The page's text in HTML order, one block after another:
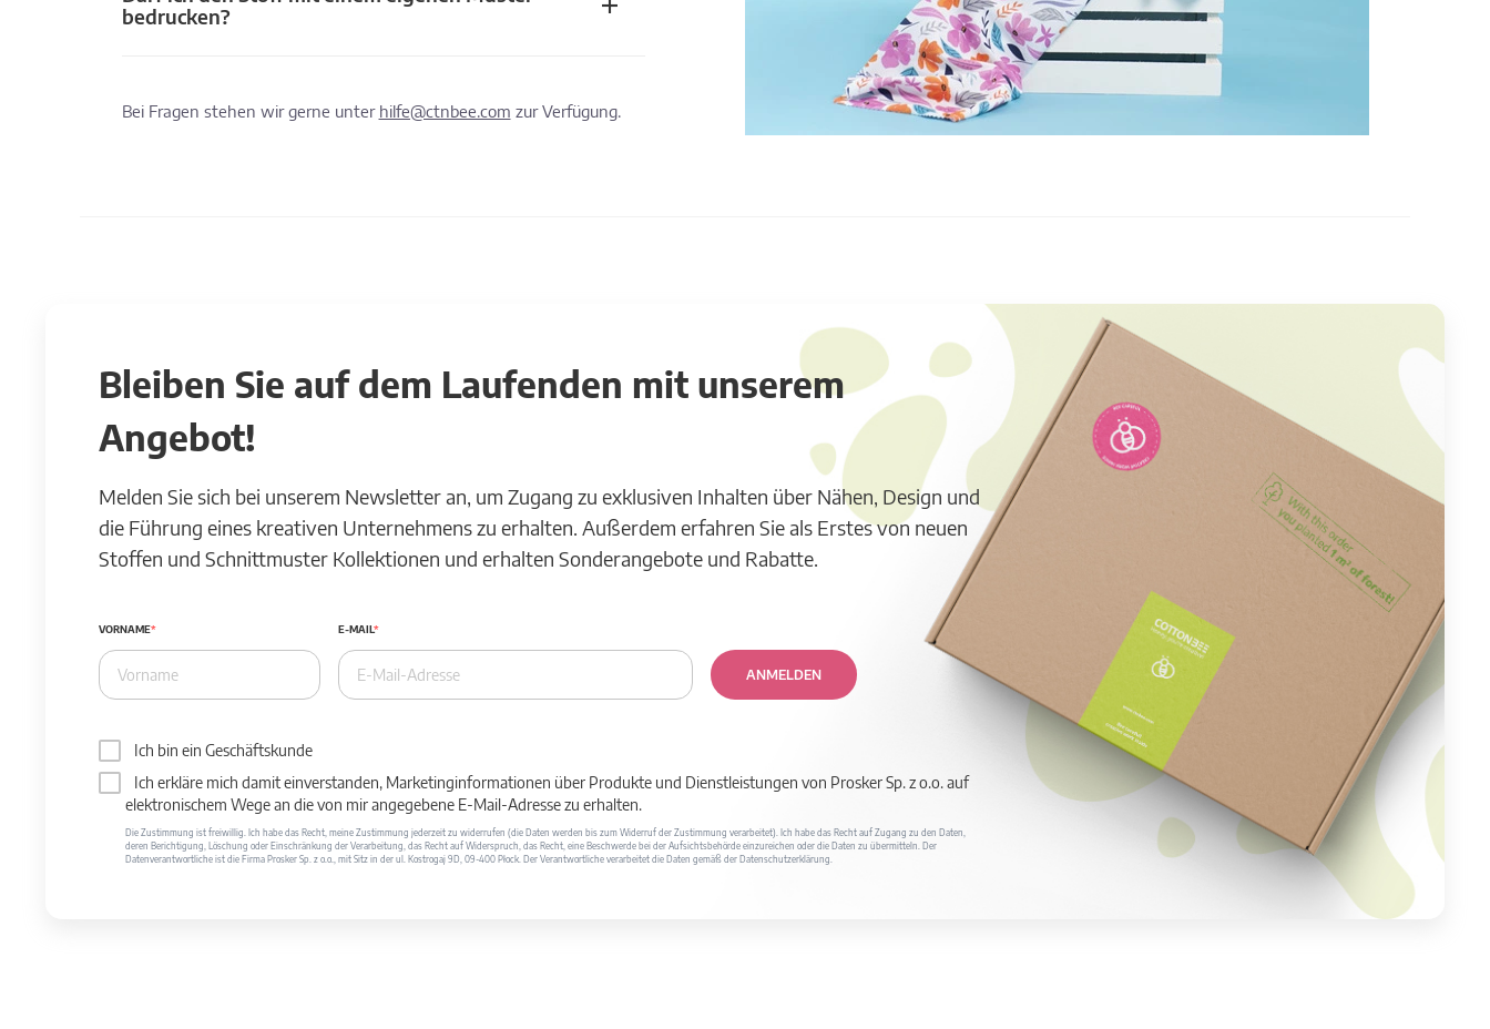
bedrucken?
Bei Fragen stehen wir gerne unter hilfe@ctnbee.com zur Verfügung.
Bleiben Sie auf dem Laufenden mit unserem
Angebot!
Melden Sie sich bei unserem Newsletter an, um Zugang zu exklusiven Inhalten über Nähen, Design und
die Führung eines kreativen Unternehmens zu erhalten. Außerdem erfahren Sie als Erstes von neuen
Stoffen und Schnittmuster Kollektionen und erhalten Sonderangebote und Rabatte.
VORNAME E-MAIL
ANMELDEN
Ich bin ein Geschäftskunde
Ich erkläre mich damit einverstanden, Marketinginformationen über Produkte und Dienstleistungen von Prosker Sp. z o.o. auf
elektronischem Wege an die von mir angegebene E-Mail-Adresse zu erhalten.
Die Zustimmung ist freiwillig. Ich habe das Recht, meine Zustimmung jederzeit zu widerrufen (die Daten werden bis zum Widerruf der Zustimmung verarbeitet). Ich habe das Recht auf Zugang zu den Daten,
deren Berichtigung, Löschung oder Einschränkung der Verarbeitung, das Recht auf Widerspruch, das Recht, eine Beschwerde bei der Aufsichtsbehörde einzureichen oder die Daten zu übermitteln. Der
Datenverantwortliche ist die Firma Prosker Sp. z o.o., mit Sitz in der ul. Kostrogaj 9D, 09-400 Płock. Der Verantwortliche verarbeitet die Daten gemäß der Datenschutzerklärung.